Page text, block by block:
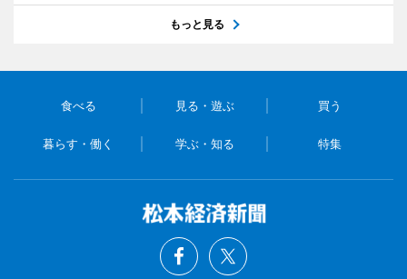
もっと見る
食べる 見る・遊ぶ 買う
暮らす・働く 学ぶ・知る 特集